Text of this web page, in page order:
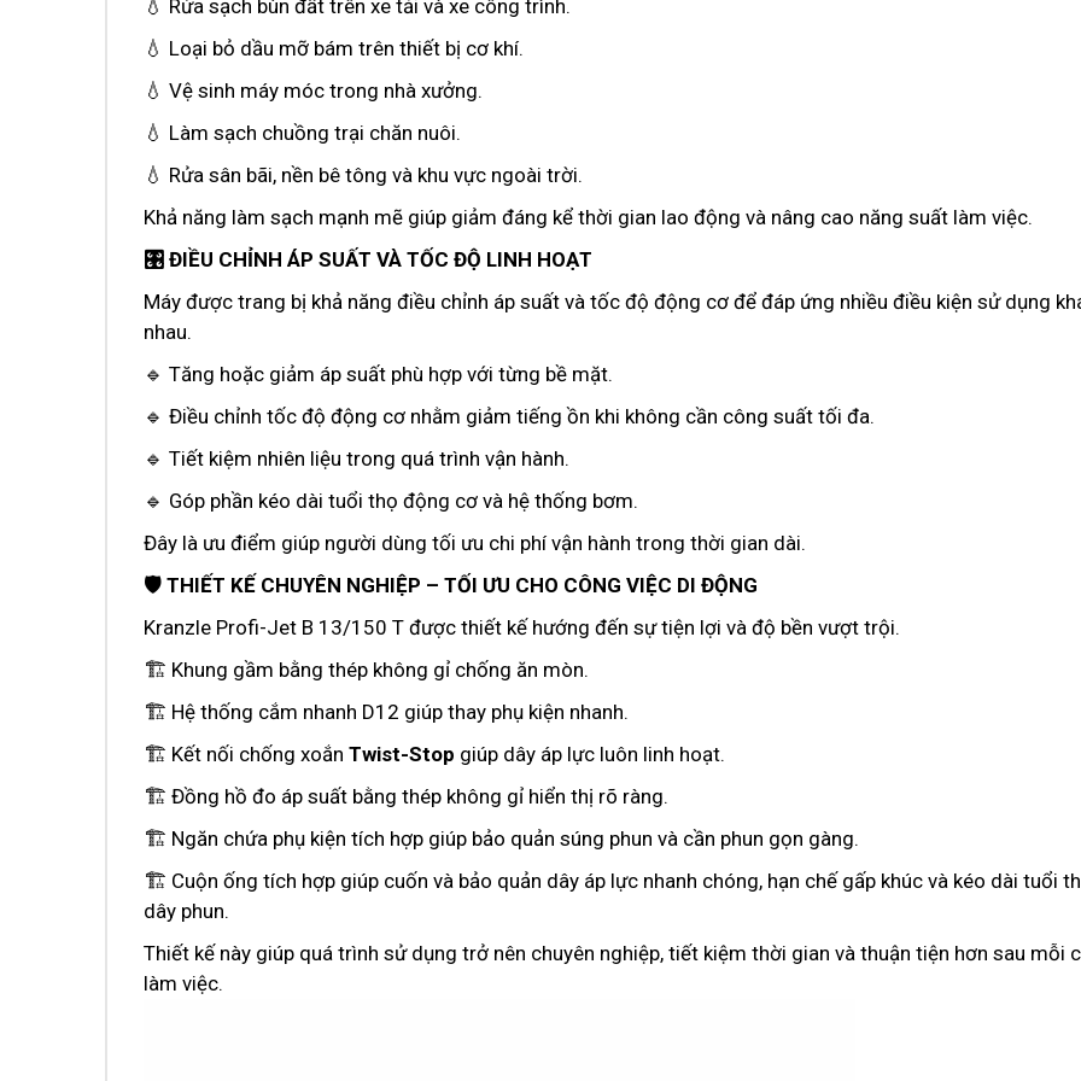
💧 Rửa sạch bùn đất trên xe tải và xe công trình.
💧 Loại bỏ dầu mỡ bám trên thiết bị cơ khí.
💧 Vệ sinh máy móc trong nhà xưởng.
💧 Làm sạch chuồng trại chăn nuôi.
💧 Rửa sân bãi, nền bê tông và khu vực ngoài trời.
Khả năng làm sạch mạnh mẽ giúp giảm đáng kể thời gian lao động và nâng cao năng suất làm việc.
🎛️ ĐIỀU CHỈNH ÁP SUẤT VÀ TỐC ĐỘ LINH HOẠT
Máy được trang bị khả năng điều chỉnh áp suất và tốc độ động cơ để đáp ứng nhiều điều kiện sử dụng
nhau.
🔹 Tăng hoặc giảm áp suất phù hợp với từng bề mặt.
🔹 Điều chỉnh tốc độ động cơ nhằm giảm tiếng ồn khi không cần công suất tối đa.
🔹 Tiết kiệm nhiên liệu trong quá trình vận hành.
🔹 Góp phần kéo dài tuổi thọ động cơ và hệ thống bơm.
Đây là ưu điểm giúp người dùng tối ưu chi phí vận hành trong thời gian dài.
🛡️ THIẾT KẾ CHUYÊN NGHIỆP – TỐI ƯU CHO CÔNG VIỆC DI ĐỘNG
Kranzle Profi-Jet B 13/150 T được thiết kế hướng đến sự tiện lợi và độ bền vượt trội.
🏗️ Khung gầm bằng thép không gỉ chống ăn mòn.
🏗️ Hệ thống cắm nhanh D12 giúp thay phụ kiện nhanh.
🏗️ Kết nối chống xoắn Twist-Stop giúp dây áp lực luôn linh hoạt.
🏗️ Đồng hồ đo áp suất bằng thép không gỉ hiển thị rõ ràng.
🏗️ Ngăn chứa phụ kiện tích hợp giúp bảo quản súng phun và cần phun gọn gàng.
🏗️ Cuộn ống tích hợp giúp cuốn và bảo quản dây áp lực nhanh chóng, hạn chế gấp khúc và kéo dài tuổi
dây phun.
Thiết kế này giúp quá trình sử dụng trở nên chuyên nghiệp, tiết kiệm thời gian và thuận tiện hơn sau mỗi
làm việc.